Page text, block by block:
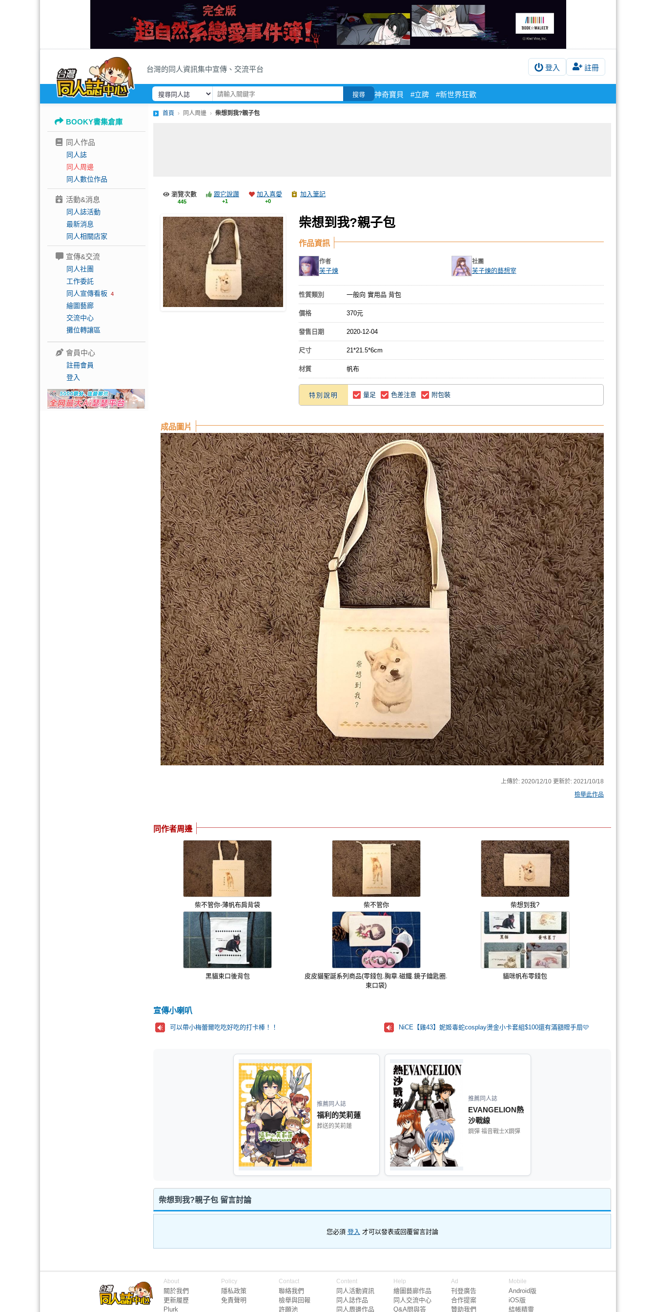
台灣的同人資訊集中宣傳、交流平台 登入 註冊
搜尋 神奇寶貝 #立牌 #新世界狂歡
BOOKY書集倉庫
同人作品
同人誌
同人周邊
同人數位作品
活動&消息
同人誌活動
最新消息
同人相關店家
宣傳&交流
同人社團
工作委託
同人宣傳看板 4
繪圖藝廊
交流中心
攤位轉讓區
會員中心
註冊會員
登入
首頁 同人周邊 柴想到我?親子包
瀏覽次數
445
跟它說讚
+1
加入喜愛
+0
加入筆記
柴想到我?親子包
作品資訊
作者
芙子煉
社團
芙子煉的藝想室
性質類別 一般向 實用品 背包
價格 370元
發售日期 2020-12-04
尺寸 21*21.5*6cm
材質 帆布
特別說明 量足 色差注意 附包裝
成品圖片
上傳於: 2020/12/10 更新於: 2021/10/18
檢舉此作品
同作者周邊
柴不管你-薄帆布肩背袋 柴不管你 柴想到我?
黑貓束口後背包
皮皮貓聖誕系列商品(零錢包.胸章.磁鐵.鏡子鑰匙圈.
束口袋)
貓咪帆布零錢包
宣傳小喇叭
可以帶小梅蕾爾吃吃好吃的打卡棒！！ NiCE【雞43】妮姬毒蛇cosplay燙金小卡套組$100還有滿額贈手扇🩷
推薦同人誌
福利的芙莉蓮
葬送的芙莉蓮
推薦同人誌
EVANGELION熱
沙戰線
鋼彈 福音戰士X鋼彈
柴想到我?親子包 留言討論
您必須 登入 才可以發表或回覆留言討論
About
關於我們
更新履歷
Plurk
Policy
隱私政策
免責聲明
Contact
聯絡我們
檢舉與回報
許願池
Content
同人活動資訊
同人誌作品
同人周邊作品
Help
繪圖藝廊作品
同人交流中心
Q&A問與答
Ad
刊登廣告
合作提案
贊助我們
Mobile
Android版
iOS版
結帳精靈